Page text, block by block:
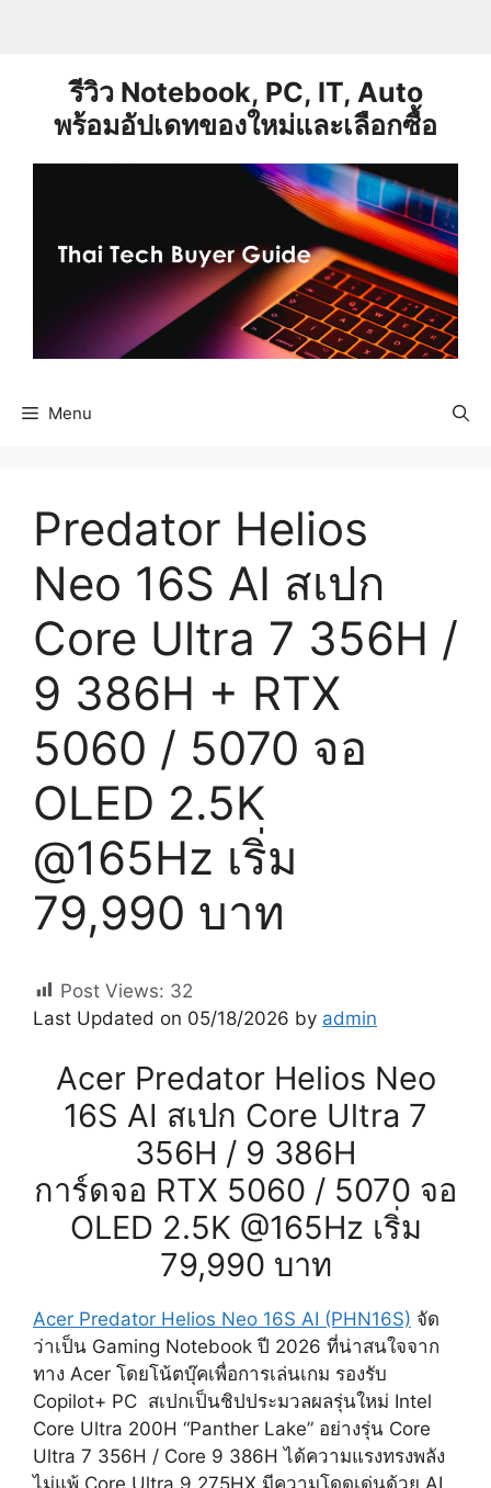
รีวิว Notebook, PC, IT, Auto
พร้อมอัปเดทของใหม่และเลือกซื้อ
Menu
Predator Helios
Neo 16S AI สเปก
Core Ultra 7 356H /
9 386H + RTX
5060 / 5070 จอ
OLED 2.5K
@165Hz เริ่ม
79,990 บาท
Post Views: 32
Last Updated on 05/18/2026 by admin
Acer Predator Helios Neo
16S AI สเปก Core Ultra 7
356H / 9 386H
การ์ดจอ RTX 5060 / 5070 จอ
OLED 2.5K @165Hz เริ่ม
79,990 บาท
Acer Predator Helios Neo 16S AI (PHN16S) จัด
ว่าเป็น Gaming Notebook ปี 2026 ที่น่าสนใจจาก
ทาง Acer โดยโน้ตบุ๊คเพื่อการเล่นเกม รองรับ
Copilot+ PC สเปกเป็นชิปประมวลผลรุ่นใหม่ Intel
Core Ultra 200H “Panther Lake” อย่างรุ่น Core
Ultra 7 356H / Core 9 386H ได้ความแรงทรงพลัง